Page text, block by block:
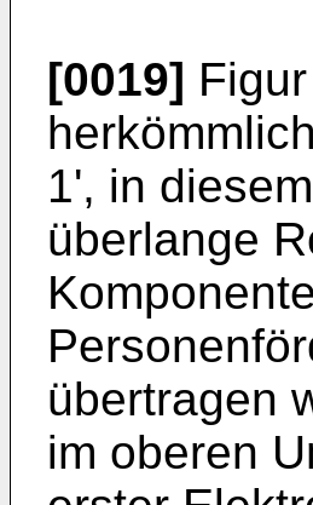
[0019]
1', in
überlange
übertragen
im oberen